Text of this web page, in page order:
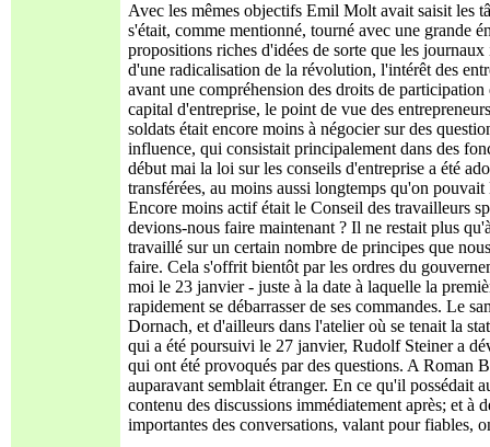
Avec les mêmes objectifs Emil Molt avait saisit les
s'était, comme mentionné, tourné avec une grande
propositions riches d'idées de sorte que les
d'une radicalisation de la révolution, l'intérêt des
avant une compréhension des droits de
capital d'entreprise, le point de vue des
soldats était encore moins à négocier sur des
influence, qui consistait principalement dans des
début mai la loi sur les conseils d'entreprise a été
transférées, au moins aussi longtemps qu'on
Encore moins actif était le Conseil des travailleurs
devions-nous faire maintenant ? Il ne restait plus
travaillé sur un certain nombre de principes que
faire. Cela s'offrit bientôt par les ordres du
moi le 23 janvier - juste à la date à laquelle la
rapidement se débarrasser de ses commandes. Le
Dornach, et d'ailleurs dans l'atelier où se tenait la
qui a été poursuivi le 27 janvier, Rudolf Steiner a
qui ont été provoqués par des questions. A Roman
auparavant semblait étranger. En ce qu'il possédait
contenu des discussions immédiatement après; et à
importantes des conversations, valant pour fiables,